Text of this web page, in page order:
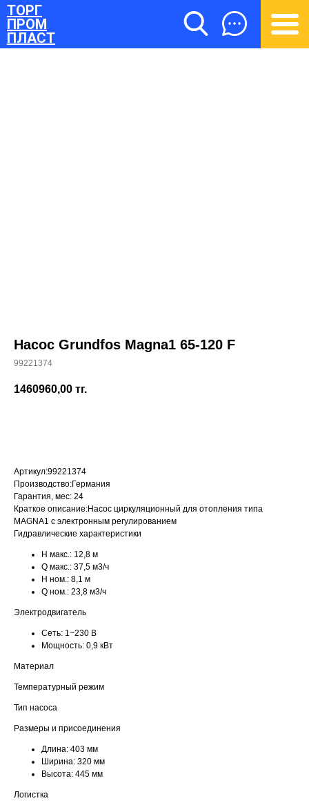
ТОРГ
ПРОМ
ПЛАСТ
(700) 730-70-73
Насос Grundfos Magna1 65-120 F
99221374
1460960,00 тг.
Артикул:99221374
Производство:Германия
Гарантия, мес: 24
Краткое описание:Насос циркуляционный для отопления типа
MAGNA1 с электронным регулированием
Гидравлические характеристики
H макс.: 12,8 м
Q макс.: 37,5 м3/ч
H ном.: 8,1 м
Q ном.: 23,8 м3/ч
Электродвигатель
Сеть: 1~230 В
Мощность: 0,9 кВт
Материал
Температурный режим
Тип насоса
Размеры и присоединения
Длина: 403 мм
Ширина: 320 мм
Высота: 445 мм
Логистка